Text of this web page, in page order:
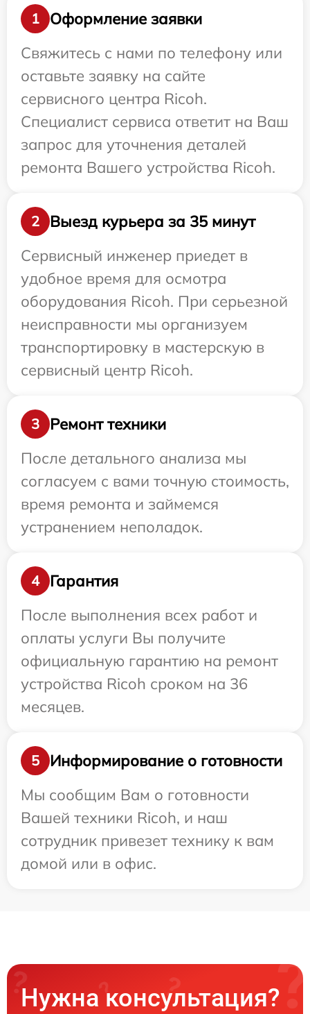
1
Оформление заявки
Свяжитесь с нами по телефону или
оставьте заявку на сайте
сервисного центра Ricoh.
Специалист сервиса ответит на Ваш
запрос для уточнения деталей
ремонта Вашего устройства Ricoh.
2
Выезд курьера за 35 минут
Сервисный инженер приедет в
удобное время для осмотра
оборудования Ricoh. При серьезной
неисправности мы организуем
транспортировку в мастерскую в
сервисный центр Ricoh.
3
Ремонт техники
После детального анализа мы
согласуем с вами точную стоимость,
время ремонта и займемся
устранением неполадок.
4
Гарантия
После выполнения всех работ и
оплаты услуги Вы получите
официальную гарантию на ремонт
устройства Ricoh сроком на 36
месяцев.
5
Информирование о готовности
Мы сообщим Вам о готовности
Вашей техники Ricoh, и наш
сотрудник привезет технику к вам
домой или в офис.
Нужна консультация?